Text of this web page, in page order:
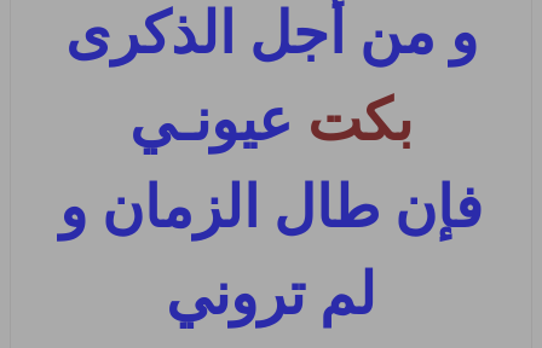
و من أجل الذكرى
بكت عيونـي
فإن طال الزمان و
لم تروني